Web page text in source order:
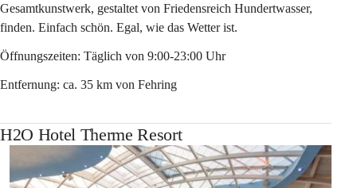
Gesamtkunstwerk, gestaltet von Friedensreich Hundertwasser,
finden. Einfach schön. Egal, wie das Wetter ist.
Öffnungszeiten: Täglich von 9:00-23:00 Uhr
Entfernung: ca. 35 km von Fehring
H2O Hotel Therme Resort